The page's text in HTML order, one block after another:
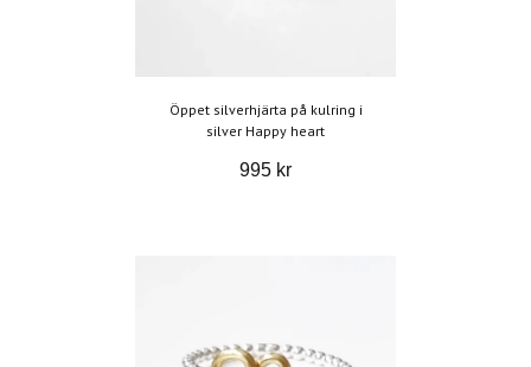
Öppet silverhjärta på kulring i
silver Happy heart
995 kr